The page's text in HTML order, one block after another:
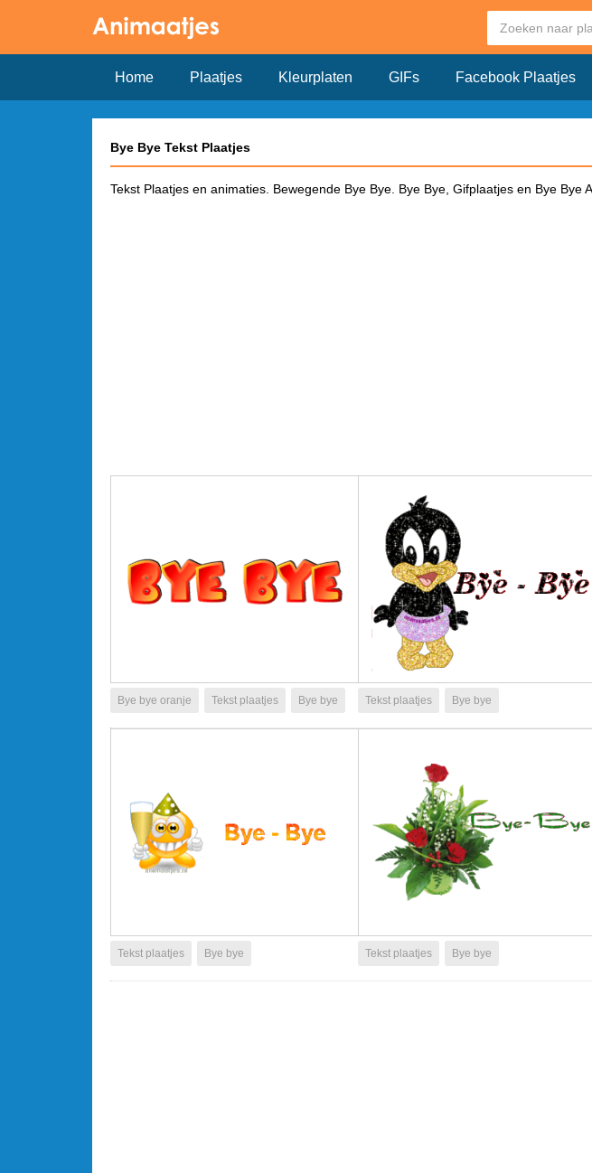
Home Plaatjes Kleurplaten GIFs Facebook Plaatjes
Bye Bye Tekst Plaatjes
Tekst Plaatjes en animaties. Bewegende Bye Bye. Bye Bye, Gifplaatjes en Bye Bye
Bye bye oranje Tekst plaatjes Bye bye Tekst plaatjes Bye bye
Tekst plaatjes Bye bye Tekst plaatjes Bye bye